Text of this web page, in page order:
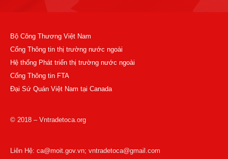
Bộ Công Thương Việt Nam
Cổng Thông tin thị trường nước ngoài
Hệ thống Phát triển thị trường nước ngoài
Cổng Thông tin FTA
Đại Sứ Quán Việt Nam tại Canada
© 2018 – Vntradetoca.org
Liên Hệ: ca@moit.gov.vn; vntradetoca@gmail.com